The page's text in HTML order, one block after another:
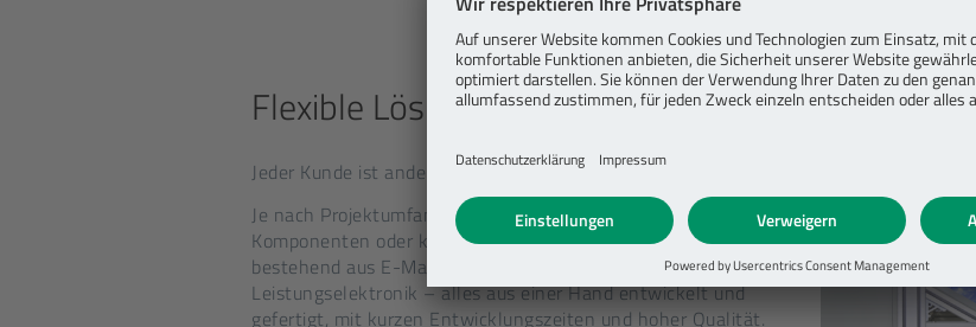
Flexible Lösungen für individuelle Anforderungen
Jeder Kunde ist anders – und unsere Lösungen sind es auch.
Je nach Projektumfang und Strategie liefern wir einzelne
Komponenten oder komplette 3-in-1-Systemlösungen,
bestehend aus E-Maschine, Software und
Leistungselektronik – alles aus einer Hand entwickelt und
gefertigt, mit kurzen Entwicklungszeiten und hoher Qualität.